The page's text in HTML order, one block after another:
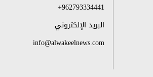
+962793334441
البريد الإلكتروني
info@alwakeelnews.com